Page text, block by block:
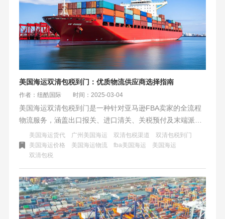
美国海运双清包税到门：优质物流供应商选择指南
作者：纽酷国际 时间：2025-03-04
美国海运双清包税到门是一种针对亚马逊FBA卖家的全流程
物流服务，涵盖出口报关、进口清关、关税预付及末端派
送。其省时省力、成本可控，适合中大型卖家。选择时需考
虑渠道资质、服务透明度及个性化需求，纽酷国际物流是行
业头部企业之一。
美国海运货代 广州美国海运 双清包税渠道
双清包税到门
美国海运价格
美国海运物流 fba美国海运
美国海运
双清包税